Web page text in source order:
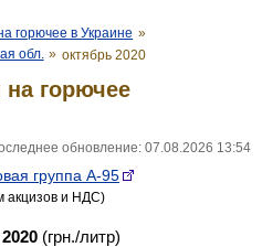
горючее в Украине »
обл. » октябрь 2020
горючее
обновление: 07.08.2026 13:54
группа А-95
акцизов и НДС)
(грн./литр)